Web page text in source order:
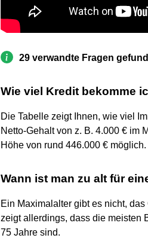
29 verwandte Fragen
Wie viel Kredit bekomme
Die Tabelle zeigt Ihnen, wie viel
Netto-Gehalt von z. B. 4.000 € im
Höhe von rund 446.000 € möglich.
Wann ist man zu alt für
Ein Maximalalter gibt es nicht,
zeigt allerdings, dass die meisten
75 Jahre sind.